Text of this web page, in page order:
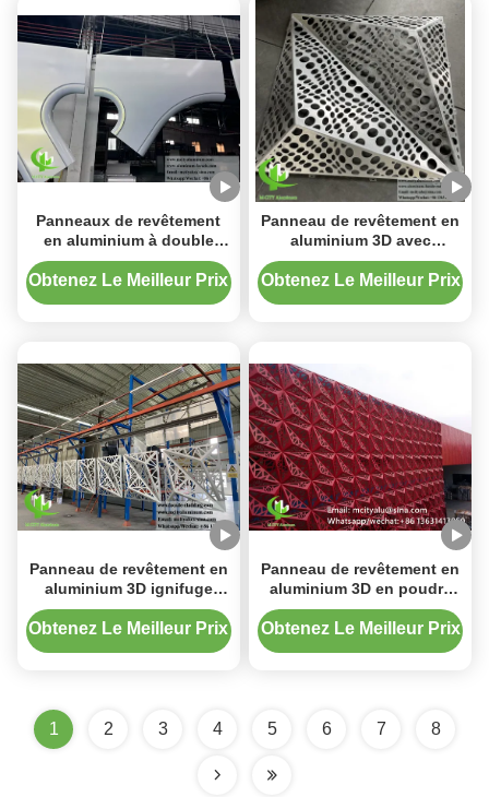
Panneaux de revêtement
en aluminium à double
courbure avec finition
thermolaquée et designs
Obtenez Le Meilleur Prix
Panneau de revêtement en
aluminium 3D avec
revêtement PVDF et motifs
personnalisables en taille
Obtenez Le Meilleur Prix
Panneau de revêtement en
aluminium 3D ignifuge
avec revêtement PVDF
antirouille et épaisseur de
Obtenez Le Meilleur Prix
Panneau de revêtement en
aluminium 3D en poudre
avec peinture PVDF pour la
décoration de façade de
Obtenez Le Meilleur Prix
1 2 3 4 5 6 7 8